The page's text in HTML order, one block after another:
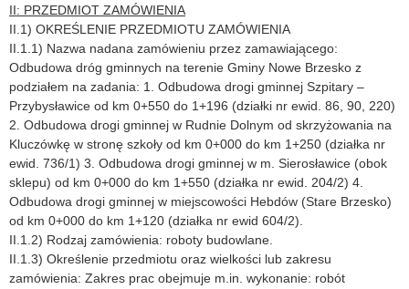
II: PRZEDMIOT ZAMÓWIENIA
II.1) OKREŚLENIE PRZEDMIOTU ZAMÓWIENIA
II.1.1) Nazwa nadana zamówieniu przez zamawiającego:
Odbudowa dróg gminnych na terenie Gminy Nowe Brzesko z
podziałem na zadania: 1. Odbudowa drogi gminnej Szpitary –
Przybysławice od km 0+550 do 1+196 (działki nr ewid. 86, 90, 220)
2. Odbudowa drogi gminnej w Rudnie Dolnym od skrzyżowania na
Kluczówkę w stronę szkoły od km 0+000 do km 1+250 (działka nr
ewid. 736/1) 3. Odbudowa drogi gminnej w m. Sierosławice (obok
sklepu) od km 0+000 do km 1+550 (działka nr ewid. 204/2) 4.
Odbudowa drogi gminnej w miejscowości Hebdów (Stare Brzesko)
od km 0+000 do km 1+120 (działka nr ewid 604/2).
II.1.2) Rodzaj zamówienia: roboty budowlane.
II.1.3) Określenie przedmiotu oraz wielkości lub zakresu
zamówienia: Zakres prac obejmuje m.in. wykonanie: robót